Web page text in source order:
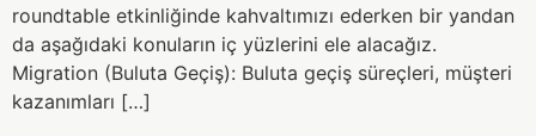
roundtable etkinliğinde kahvaltımızı ederken bir yandan
da aşağıdaki konuların iç yüzlerini ele alacağız.
Migration (Buluta Geçiş): Buluta geçiş süreçleri, müşteri
kazanımları […]